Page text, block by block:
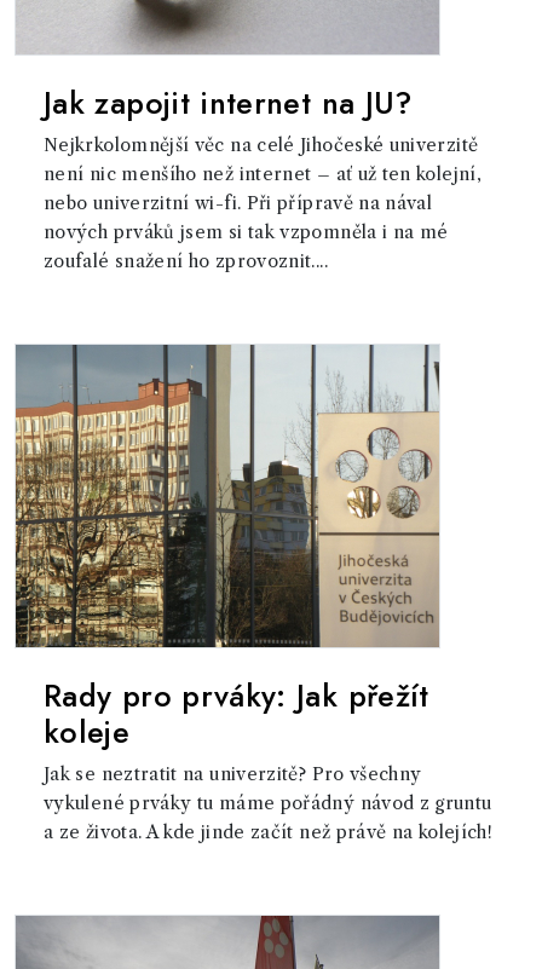
Jak zapojit internet na JU?
Nejkrkolomnější věc na celé Jihočeské univerzitě
není nic menšího než internet – ať už ten kolejní,
nebo univerzitní wi-fi. Při přípravě na nával
nových prváků jsem si tak vzpomněla i na mé
zoufalé snažení ho zprovoznit....
Rady pro prváky: Jak přežít
koleje
Jak se neztratit na univerzitě? Pro všechny
vykulené prváky tu máme pořádný návod z gruntu
a ze života. A kde jinde začít než právě na kolejích!